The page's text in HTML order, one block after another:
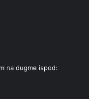
na dugme ispod: